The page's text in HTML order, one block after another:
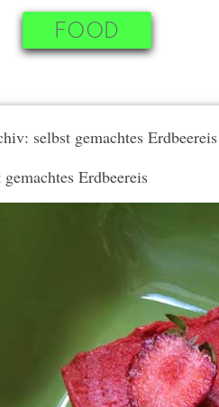
FOOD
selbst gemachtes Erdbeereis
Erdbeereis